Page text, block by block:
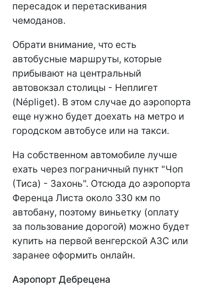
пересадок и перетаскивания
чемоданов.
Обрати внимание, что есть
автобусные маршруты, которые
прибывают на центральный
автовокзал столицы - Неплигет
(Népliget). В этом случае до аэропорта
еще нужно будет доехать на метро и
городском автобусе или на такси.
На собственном автомобиле лучше
ехать через пограничный пункт "Чоп
(Тиса) - Захонь". Отсюда до аэропорта
Ференца Листа около 330 км по
автобану, поэтому виньетку (оплату
за пользование дорогой) можно будет
купить на первой венгерской АЗС или
заранее оформить онлайн.
Аэропорт Дебрецена